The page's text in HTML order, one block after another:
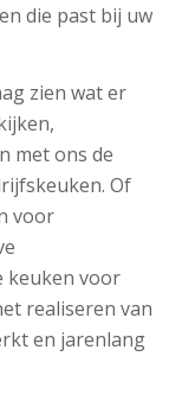
die past bij uw
zien wat er
met ons de
Of
voor
keuken voor
realiseren van
en jarenlang